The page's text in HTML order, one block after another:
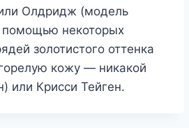
Олдридж (модель
помощью некоторых
золотистого оттенка
кожу — никакой
или Крисси Тейген.